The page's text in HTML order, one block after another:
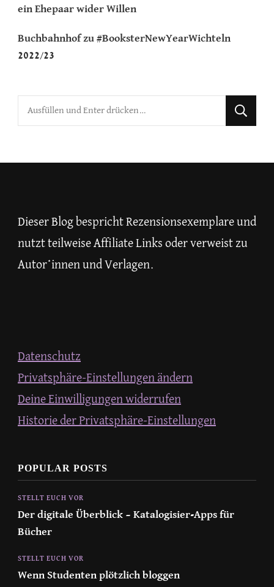
ein Ehepaar wider Willen
Buchbahnhofzu #BooksterNewYearWichteln
2022/23
Suchst
du
Dieser Blog bespricht Rezensionsexemplare und
nutzt teilweise Affiliate Links oder verweist zu
Autor*innen und Verlagen.
Datenschutz
Privatsphäre-Einstellungen ändern
Deine Einwilligungen widerrufen
Historie der Privatsphäre-Einstellungen
POPULAR POSTS
STELLT EUCH VOR
Der digitale Überblick – Katalogisier-Apps für
Bücher
STELLT EUCH VOR
Wenn Studenten plötzlich bloggen